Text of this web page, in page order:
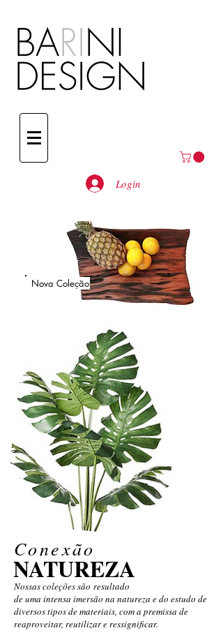
Login
Nova Coleção
Conexão
NATUREZA
Nossas coleções são resultado
de uma intensa imersão na natureza e do estudo de
diversos tipos de materiais, com a premissa de
reaproveitar, reutilizar e ressignificar.